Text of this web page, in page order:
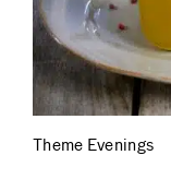
Theme Evenings